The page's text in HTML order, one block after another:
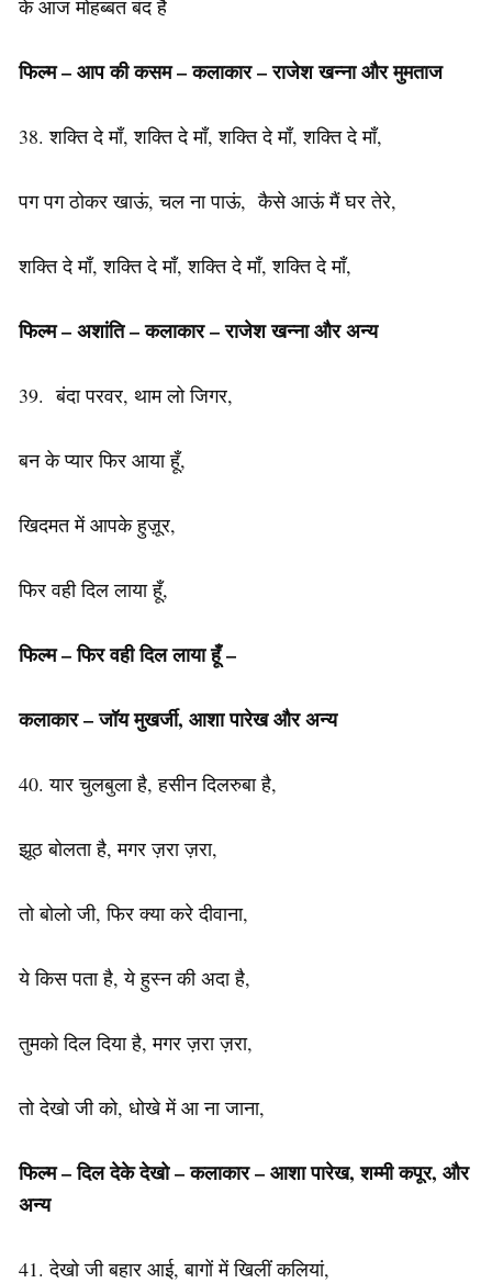
के आज मोहब्बत बंद है
फिल्म – आप की कसम –कलाकार – राजेश खन्ना और मुमताज
38. शक्ति दे माँ, शक्ति दे माँ, शक्ति दे माँ, शक्ति दे माँ,
पग पग ठोकर खाऊं, चल ना पाऊं, कैसे आऊं मैं घर तेरे,
शक्ति दे माँ, शक्ति दे माँ, शक्ति दे माँ, शक्ति दे माँ,
फिल्म – अशांति – कलाकार – राजेश खन्ना औरअन्य
39. बंदा परवर, थाम लो जिगर,
बन के प्यार फिर आया हूँ,
खिदमत में आपके हुज़ूर,
फिर वही दिल लाया हूँ,
फिल्म – फिर वही दिल लाया हूँ –
कलाकार – जॉय मुखर्जी, आशा पारेख और अन्य
40. यार चुलबुला है, हसीन दिलरुबा है,
झूठ बोलता है, मगर ज़रा ज़रा,
तो बोलो जी, फिर क्या करे दीवाना,
ये किस पता है, ये हुस्न की अदा है,
तुमको दिल दिया है, मगर ज़रा ज़रा,
तो देखो जी को, धोखे में आ ना जाना,
फिल्म – दिल देके देखो –कलाकार– आशा पारेख, शम्मी कपूर, और
अन्य
41. देखो जी बहार आई, बागों में खिलीं कलियां,